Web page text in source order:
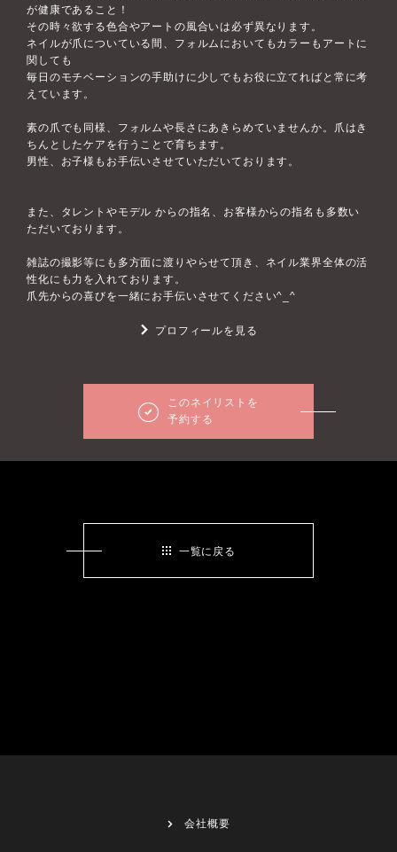
が健康であること！
その時々欲する色合やアートの風合いは必ず異なります。
ネイルが爪についている間、フォルムにおいてもカラーもアートに
関しても
毎日のモチベーションの手助けに少しでもお役に立てればと常に考
えています。
素の爪でも同様、フォルムや長さにあきらめていませんか。爪はき
ちんとしたケアを行うことで育ちます。
男性、お子様もお手伝いさせていただいております。
また、タレントやモデル からの指名、お客様からの指名も多数い
ただいております。
雑誌の撮影等にも多方面に渡りやらせて頂き、ネイル業界全体の活
性化にも力を入れております。
爪先からの喜びを一緒にお手伝いさせてください^_^
プロフィールを見る
このネイリストを
予約する
一覧に戻る
会社概要